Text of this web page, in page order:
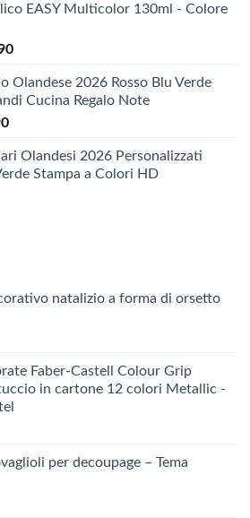
prezzo:
€12,10
EASY Multicolor 130ml - Colore
Fascia
prezzo:
da
€9,90
Olandese 2026 Rosso Blu Verde
Cucina Regalo Note
Il
attuale
è:
Olandesi 2026 Personalizzati
Stampa a Colori HD
natalizio a forma di orsetto
Faber-Castell Colour Grip
in cartone 12 colori Metallic -
per decoupage – Tema